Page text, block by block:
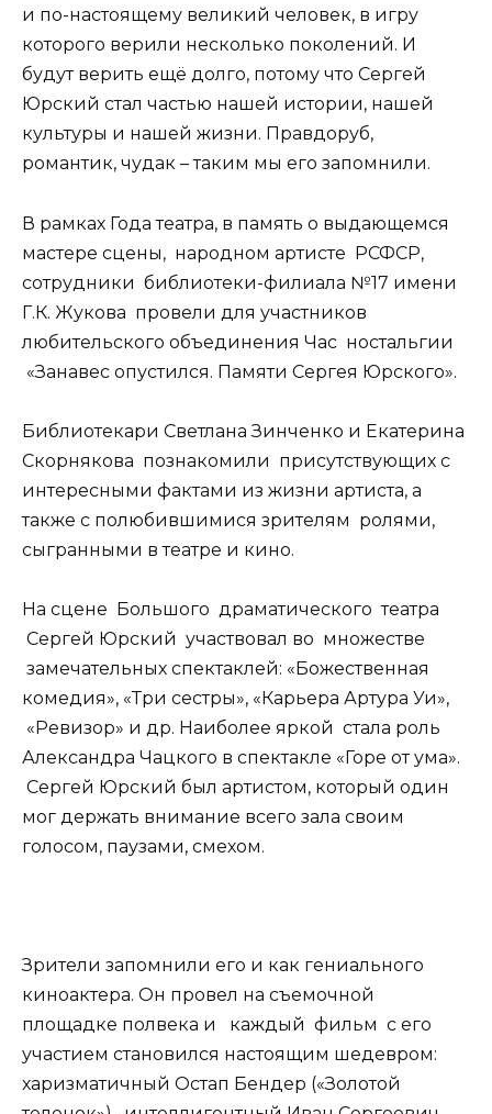
и по-настоящему великий человек, в игру
которого верили несколько поколений. И
будут верить ещё долго, потому что Сергей
Юрский стал частью нашей истории, нашей
культуры и нашей жизни. Правдоруб,
романтик, чудак – таким мы его запомнили.
В рамках Года театра, в память о выдающемся
мастере сцены, народном артисте РСФСР,
сотрудники библиотеки-филиала №17 имени
Г.К. Жукова провели для участников
любительского объединения Час ностальгии
«Занавес опустился. Памяти Сергея Юрского».
Библиотекари Светлана Зинченко и Екатерина
Скорнякова познакомили присутствующих с
интересными фактами из жизни артиста, а
также с полюбившимися зрителям ролями,
сыгранными в театре и кино.
На сцене Большого драматического театра
Сергей Юрский участвовал во множестве
замечательных спектаклей: «Божественная
комедия», «Три сестры», «Карьера Артура Уи»,
«Ревизор» и др. Наиболее яркой стала роль
Александра Чацкого в спектакле «Горе от ума».
Сергей Юрский был артистом, который один
мог держать внимание всего зала своим
голосом, паузами, смехом.
Зрители запомнили его и как гениального
киноактера. Он провел на съемочной
площадке полвека и каждый фильм с его
участием становился настоящим шедевром:
харизматичный Остап Бендер («Золотой